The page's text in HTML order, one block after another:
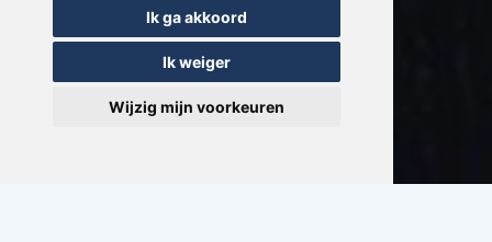
Ik ga akkoord
Ik weiger
Wijzig mijn voorkeuren